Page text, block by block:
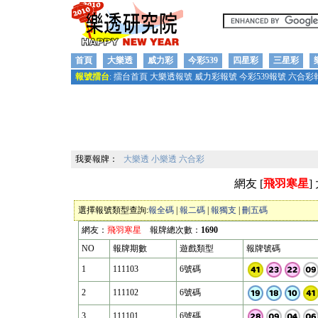
首頁 大樂透 威力彩 今彩539 四星彩 三星彩
報號擂台: 擂台首頁 大樂透報號 威力彩報號 今彩539報號 六合彩
我要報牌： 大樂透 小樂透 六合彩
網友 [飛羽寒星]
選擇報號類型查詢:報全碼 報二碼 報獨支
刪五碼
網友： 飛羽寒星 報牌總次數： 1690
NO
報牌期數 遊戲類型 報牌號碼
1 111103 6號碼
2 111102 6號碼
3 111101 6號碼